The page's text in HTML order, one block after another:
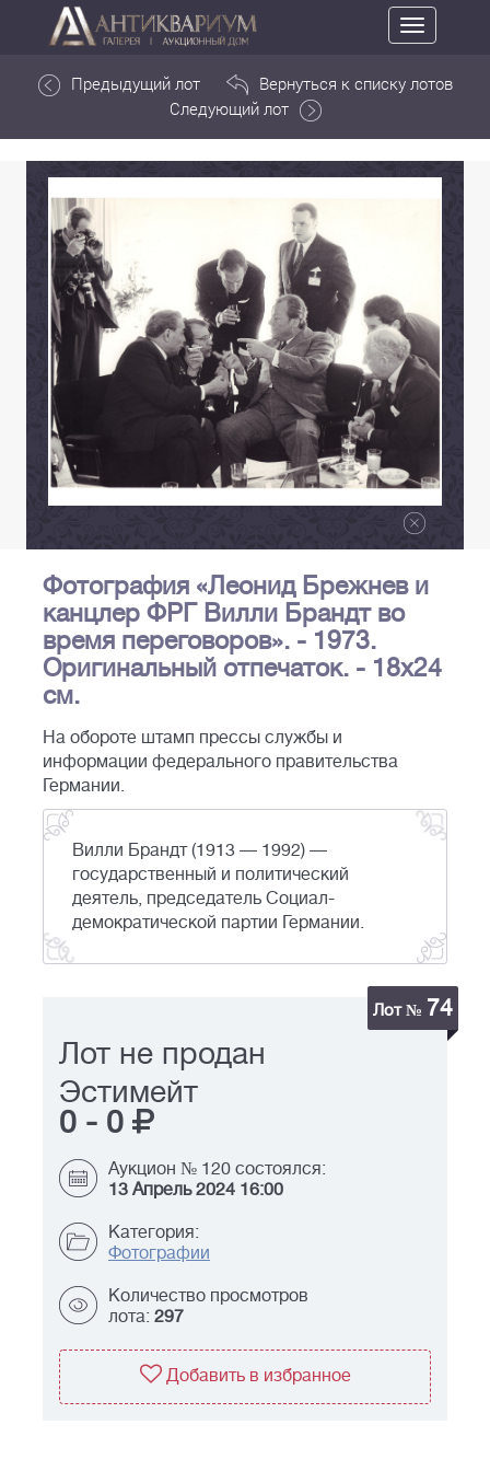
Toggle
navigation
Предыдущий лот
Вернуться к списку лотов
Следующий лот
Фотография «Леонид Брежнев и
канцлер ФРГ Вилли Брандт во
время переговоров». - 1973.
Оригинальный отпечаток. - 18х24
см.
На обороте штамп прессы службы и
информации федерального правительства
Германии.
Вилли Брандт (1913 — 1992) —
государственный и политический
деятель, председатель Социал-
демократической партии Германии.
Лот № 74
Лот не продан
Эстимейт
0 - 0
Аукцион № 120 состоялся:
13 Апрель 2024 16:00
Категория:
Фотографии
Количество просмотров
лота: 297
Добавить в избранное